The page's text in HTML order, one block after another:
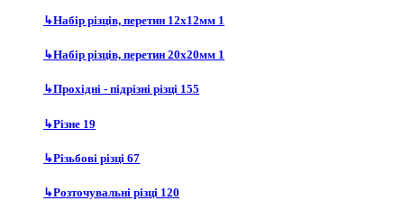
↳Набір різців, перетин 12х12мм 1
↳Набір різців, перетин 20х20мм 1
↳Прохідні - підрізні різці 155
↳Різне 19
↳Різьбові різці 67
↳Розточувальні різці 120